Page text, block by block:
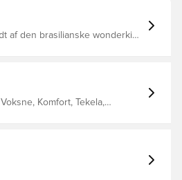
af den brasilianske wonderkid
i de afgørende situationer
som giver den
mulighed for hurtige
Populær low-cut
Komfort, Tekela,